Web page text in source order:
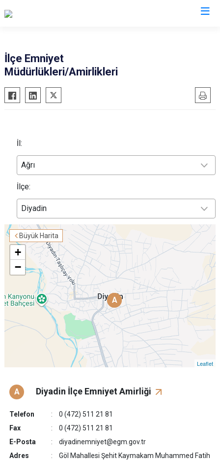
İlçe Emniyet
Müdürlükleri/Amirlikleri
İl:
Ağrı
İlçe:
Diyadin
Büyük Harita
A
A
+
−
Leaflet
A Diyadin İlçe Emniyet Amirliği
Telefon
0 (472) 511 21 81
Fax
0 (472) 511 21 81
E-Posta
diyadinemniyet@egm.gov.tr
Adres
Göl Mahallesi Şehit Kaymakam Muhammed Fatih